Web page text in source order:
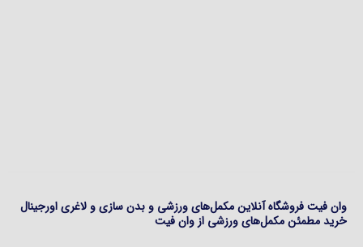
وان فیت فروشگاه آنلاین مکمل‌های ورزشی و بدن سازی و لاغری اورجینال
خرید مطمئن مکمل‌های ورزشی از وان فیت